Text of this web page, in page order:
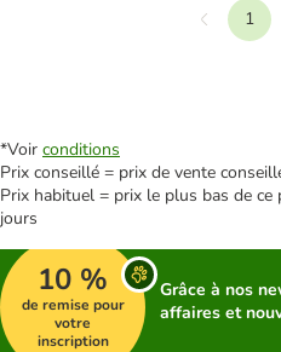
Précédent
1
*Voir conditions
Prix conseillé = prix de vente
Prix habituel = prix le plus bas de
jours
10 %
de remise pour
votre
inscription
Grâce à nos
affaires et